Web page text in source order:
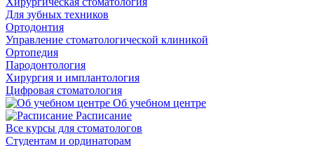
Для зубных техников
Ортодонтия
Управление стоматологической клиникой
Ортопедия
Пародонтология
Хирургия и имплантология
Цифровая стоматология
Об учебном центре
Расписание
Все курсы для стоматологов
Студентам и ординаторам